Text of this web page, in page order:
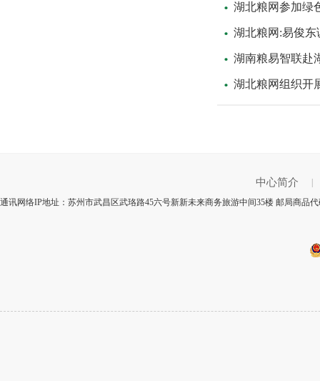
湖北粮网参加绿
湖北粮网:易俊
湖南粮易智联赴
湖北粮网组织开
中心简介
通讯网络IP地址：苏州市武昌区武珞路45六号新新未来商务旅游中间35楼 邮局商品